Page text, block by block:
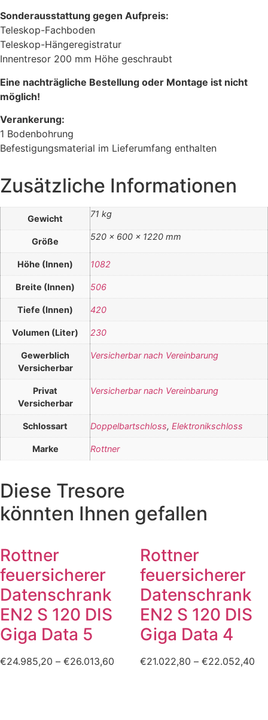
Sonderausstattung gegen Aufpreis:
Teleskop-Fachboden
Teleskop-Hängeregistratur
Innentresor 200 mm Höhe geschraubt
Eine nachträgliche Bestellung oder Montage ist nicht
möglich!
Verankerung:
1 Bodenbohrung
Befestigungsmaterial im Lieferumfang enthalten
Zusätzliche Informationen
Gewicht 71 kg
Größe 520 × 600 × 1220 mm
Höhe (Innen) 1082
Breite (Innen) 506
Tiefe (Innen) 420
Volumen (Liter) 230
Gewerblich
Versicherbar
Versicherbar nach Vereinbarung
Privat
Versicherbar
Versicherbar nach Vereinbarung
Schlossart Doppelbartschloss, Elektronikschloss
Marke Rottner
Diese Tresore
könnten Ihnen gefallen
Rottner
feuersicherer
Datenschrank
EN2 S 120 DIS
Giga Data 5
€24.985,20 – €26.013,60
Rottner
feuersicherer
Datenschrank
EN2 S 120 DIS
Giga Data 4
€21.022,80 – €22.052,40